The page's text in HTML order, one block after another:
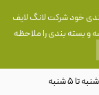
خود شرکت لانگ لایف
و بسته بندی را ملاحظه